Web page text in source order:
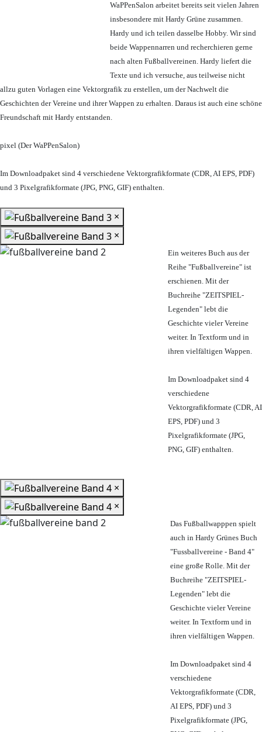
WaPPenSalon arbeitet bereits seit vielen Jahren
insbesondere mit Hardy Grüne zusammen.
Hardy und ich teilen dasselbe Hobby. Wir sind
beide Wappennarren und recherchieren gerne
nach alten Fußballvereinen. Hardy liefert die
Texte und ich versuche, aus teilweise nicht
allzu guten Vorlagen eine Vektorgrafik zu erstellen, um der Nachwelt die
Geschichten der Vereine und ihrer Wappen zu erhalten. Daraus ist auch eine schöne
Freundschaft mit Hardy entstanden.
pixel (Der WaPPenSalon)
Im Downloadpaket sind 4 verschiedene Vektorgrafikformate (CDR, AI EPS, PDF)
und 3 Pixelgrafikformate (JPG, PNG, GIF) enthalten.
×
×
Ein weiteres Buch aus der
Reihe "Fußballvereine" ist
erschienen. Mit der
Buchreihe "ZEITSPIEL-
Legenden" lebt die
Geschichte vieler Vereine
weiter. In Textform und in
ihren vielfältigen Wappen.
Im Downloadpaket sind 4
verschiedene
Vektorgrafikformate (CDR, AI
EPS, PDF) und 3
Pixelgrafikformate (JPG,
PNG, GIF) enthalten.
×
×
Das Fußballwapppen spielt
auch in Hardy Grünes Buch
"Fussballvereine - Band 4"
eine große Rolle. Mit der
Buchreihe "ZEITSPIEL-
Legenden" lebt die
Geschichte vieler Vereine
weiter. In Textform und in
ihren vielfältigen Wappen.
Im Downloadpaket sind 4
verschiedene
Vektorgrafikformate (CDR,
AI EPS, PDF) und 3
Pixelgrafikformate (JPG,